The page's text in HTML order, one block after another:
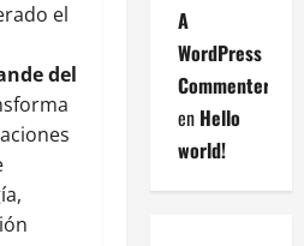
el
del
A
WordPress
Commenter
en Hello
world!